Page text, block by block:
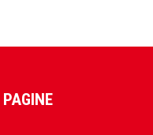
PAGINE